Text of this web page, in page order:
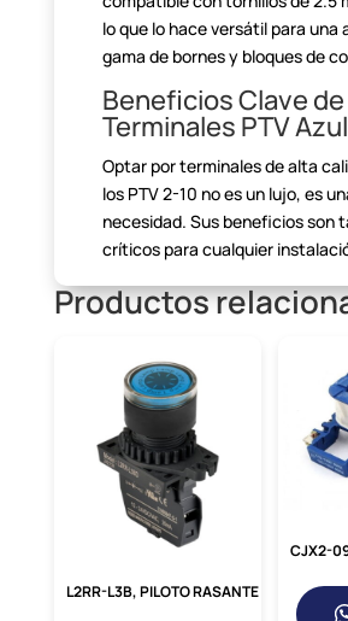
lo que lo hace versátil para una
gama de bornes y bloques de
Beneficios Clave
Terminales PTV
Optar por terminales de alta
los PTV 2-10 no es unlujo, es
necesidad. Sus beneficios son
críticos para cualquier
evita contactos
cortocircuitos.
FácilIdentificación:
El
azul permite una
calibre del cable.
Productos